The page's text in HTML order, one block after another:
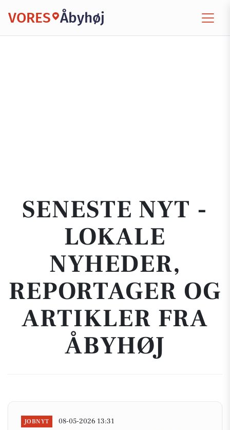
VORES Åbyhøj
SENESTE NYT -
LOKALE
NYHEDER,
REPORTAGER OG
ARTIKLER FRA
ÅBYHØJ
JOBNYT 08-05-2026 13:31